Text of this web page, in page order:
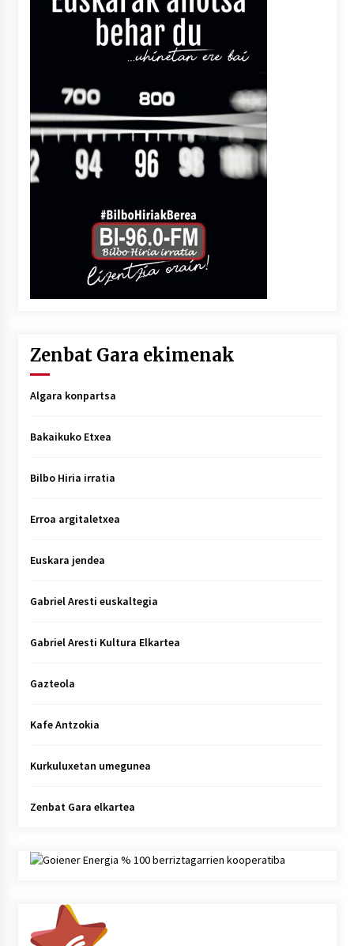
Zenbat Gara ekimenak
Algara konpartsa
Bakaikuko Etxea
Bilbo Hiria irratia
Erroa argitaletxea
Euskara jendea
Gabriel Aresti euskaltegia
Gabriel Aresti Kultura Elkartea
Gazteola
Kafe Antzokia
Kurkuluxetan umegunea
Zenbat Gara elkartea